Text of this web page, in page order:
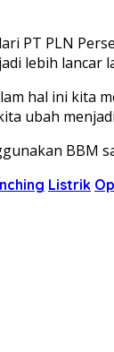
PT PLN
lebih lancar
hal ini kita
ubah
BBM
Listrik